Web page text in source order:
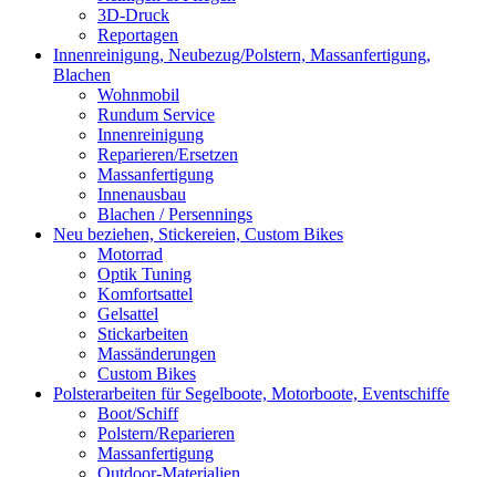
3D-Druck
Reportagen
Innenreinigung, Neubezug/Polstern, Massanfertigung,
Blachen
Wohnmobil
Rundum Service
Innenreinigung
Reparieren/Ersetzen
Massanfertigung
Innenausbau
Blachen / Persennings
Neu beziehen, Stickereien, Custom Bikes
Motorrad
Optik Tuning
Komfortsattel
Gelsattel
Stickarbeiten
Massänderungen
Custom Bikes
Polsterarbeiten für Segelboote, Motorboote, Eventschiffe
Boot/Schiff
Polstern/Reparieren
Massanfertigung